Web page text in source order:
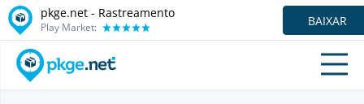
pkge.net - Rastreamento
Play Market: BAIXAR